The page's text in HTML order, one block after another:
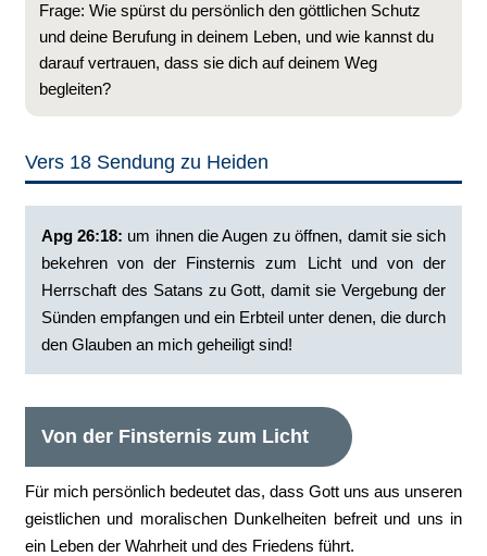
Frage: Wie spürst du persönlich den göttlichen Schutz
und deine Berufung in deinem Leben, und wie kannst du
darauf vertrauen, dass sie dich auf deinem Weg
begleiten?
Vers 18 Sendung zu Heiden
Apg 26:18: ‭um ihnen die Augen zu öffnen, damit sie sich
bekehren von der Finsternis zum Licht und von der
Herrschaft des Satans zu Gott, damit sie Vergebung der
Sünden empfangen und ein Erbteil unter denen, die durch
den Glauben an mich geheiligt sind!
Von der Finsternis zum Licht
Für mich persönlich bedeutet das, dass Gott uns aus unseren
geistlichen und moralischen Dunkelheiten befreit und uns in
ein Leben der Wahrheit und des Friedens führt.